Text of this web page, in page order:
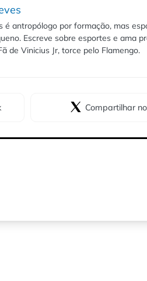
é antropólogo por formação, mas
Escreve sobre esportes e ama
de Vinicius Jr, torce pelo Flamengo.
Compartilhar